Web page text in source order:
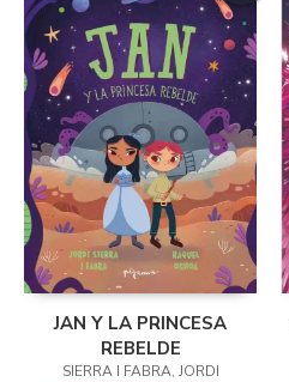
JAN Y LA PRINCESA
REBELDE
SIERRA I FABRA, JORDI